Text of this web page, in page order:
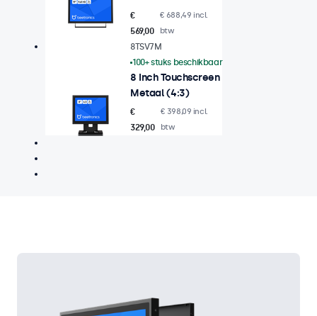
€
569,00
€ 688,49 incl.
btw
8 Inch Touchscreen
Metaal (4:3)
8TSV7M
100+ stuks beschikbaar
€
329,00
€ 398,09 incl.
btw